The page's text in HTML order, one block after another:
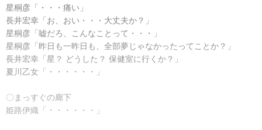
星桐彦「・・・痛い」
長井宏幸「お、おい・・・大丈夫か？」
星桐彦「嘘だろ、こんなことって・・・」
星桐彦「昨日も一昨日も、全部夢じゃなかったってことか？」
長井宏幸「星？ どうした？ 保健室に行くか？」
夏川乙女「・・・・・・」
〇まっすぐの廊下
姫路伊織「・・・・・・」